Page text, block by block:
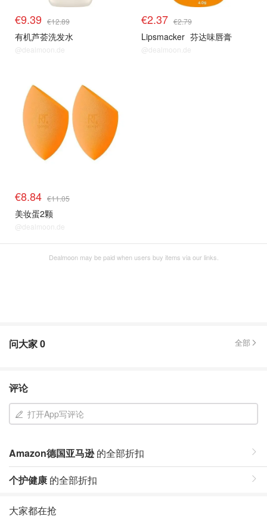
€9.39 €12.89
有机芦荟洗发水
@dealmoon.de
€2.37 €2.79
Lipsmacker 芬达味唇膏
@dealmoon.de
€8.84 €11.05
美妆蛋2颗
@dealmoon.de
Dealmoon may be paid when users buy items via our links.
问大家0 全部
评论
打开App写评论
Amazon德国亚马逊的全部折扣
个护健康 的全部折扣
大家都在抢